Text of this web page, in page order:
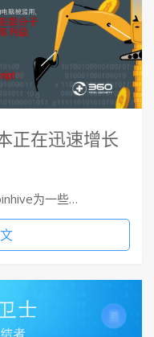
正在迅速增长
为一些…